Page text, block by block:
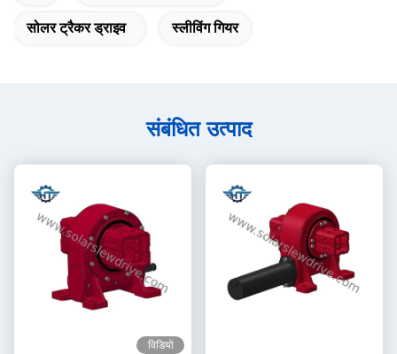
सोलर ट्रैकर ड्राइव स्लीविंग गियर
संबंधित उत्पाद
विडियो